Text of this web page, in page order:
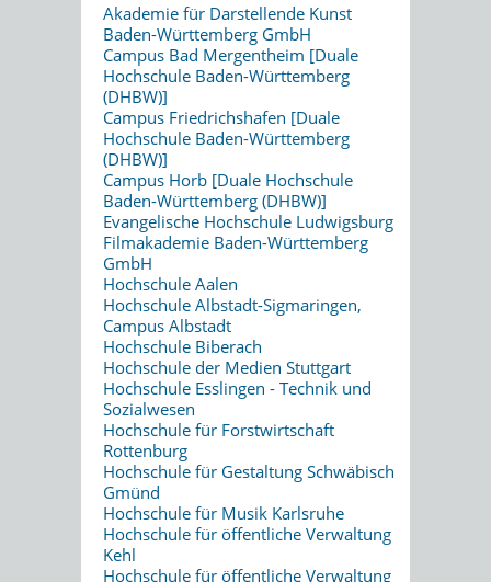
Akademie für Darstellende Kunst
Baden-Württemberg GmbH
Campus Bad Mergentheim [Duale
Hochschule Baden-Württemberg
(DHBW)]
Campus Friedrichshafen [Duale
Hochschule Baden-Württemberg
(DHBW)]
Campus Horb [Duale Hochschule
Baden-Württemberg (DHBW)]
Evangelische Hochschule Ludwigsburg
Filmakademie Baden-Württemberg
GmbH
Hochschule Aalen
Hochschule Albstadt-Sigmaringen,
Campus Albstadt
Hochschule Biberach
Hochschule der Medien Stuttgart
Hochschule Esslingen - Technik und
Sozialwesen
Hochschule für Forstwirtschaft
Rottenburg
Hochschule für Gestaltung Schwäbisch
Gmünd
Hochschule für Musik Karlsruhe
Hochschule für öffentliche Verwaltung
Kehl
Hochschule für öffentliche Verwaltung